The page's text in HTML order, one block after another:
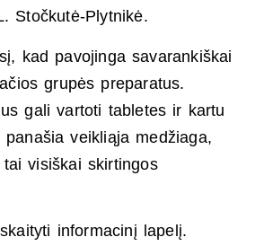
Stočkutė-Plytnikė.
kad pavojinga savarankiškai
grupės preparatus.
gali vartoti tabletes ir kartu
veikliąja medžiaga,
visiškai skirtingos
informacinį lapelį.